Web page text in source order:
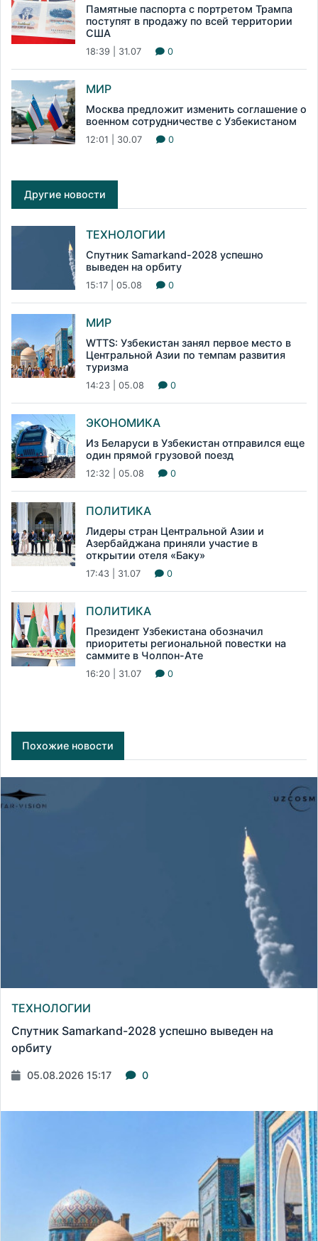
Памятные паспорта с портретом Трампа
поступят в продажу по всей территории
США
18:39 | 31.07 0
МИР
Москва предложит изменить соглашение о
военном сотрудничестве с Узбекистаном
12:01 | 30.07 0
Другие новости
ТЕХНОЛОГИИ
Спутник Samarkand-2028 успешно
выведен на орбиту
15:17 | 05.08 0
МИР
WTTS: Узбекистан занял первое место в
Центральной Азии по темпам развития
туризма
14:23 | 05.08 0
ЭКОНОМИКА
Из Беларуси в Узбекистан отправился еще
один прямой грузовой поезд
12:32 | 05.08 0
ПОЛИТИКА
Лидеры стран Центральной Азии и
Азербайджана приняли участие в
открытии отеля «Баку»
17:43 | 31.07 0
ПОЛИТИКА
Президент Узбекистана обозначил
приоритеты региональной повестки на
саммите в Чолпон-Ате
16:20 | 31.07 0
Похожие новости
ТЕХНОЛОГИИ
Спутник Samarkand-2028 успешно выведен на
орбиту
05.08.2026 15:17 0